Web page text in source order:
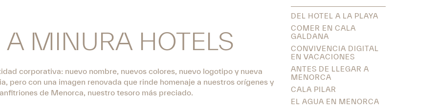
MINURA HOTELS
corporativa: nuevo nombre, nuevos colores, nuevo logotipo y nueva
pero con una imagen renovada que rinde homenaje a nuestros orígenes y
de Menorca, nuestro tesoro más preciado.
DEL HOTEL A LA PLAYA
COMER EN CALA
GALDANA
CONVIVENCIA DIGITAL
EN VACACIONES
ANTES DE LLEGAR A
MENORCA
CALA PILAR
EL AGUA EN MENORCA